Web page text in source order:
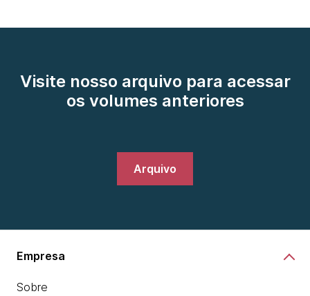
Visite nosso arquivo para acessar
os volumes anteriores
Arquivo
Empresa
Sobre